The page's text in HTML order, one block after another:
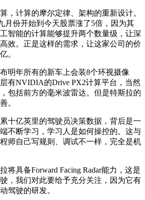
计算的摩尔定律、架构的重新设计。
月份开始到今天股票涨了5倍，因为其
智能的计算能够提升两个数量级，让深
效。正是这样的需求，让这家公司的价
。
年所有的新车上会装8个环视摄像
有NVIDIA的Drive PX2计算平台，当然
包括前方的毫米波雷达。但是特斯拉的
。
亿英里的驾驶员决策数据，背后是一
不断学习，学习人是如何操控的。这与
师自己写规则、调试不一样，完全是机
具备Forward Facing Radar能力，这是
，我们对此要给予充分关注，因为它有
驾驶的研发。